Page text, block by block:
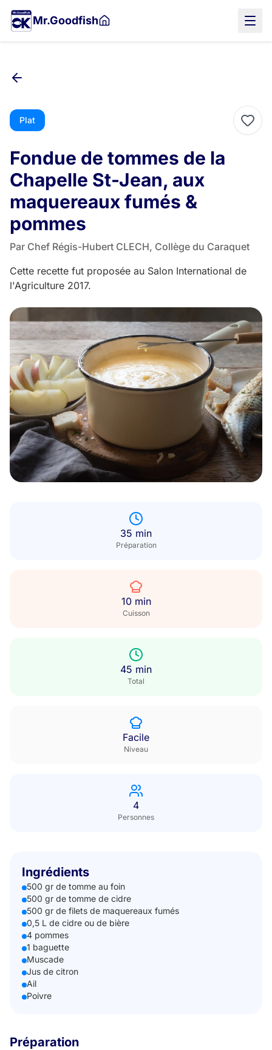
Aller
Mr.Goodfish
Plat
Fondue de tommes de la
Chapelle St-Jean, aux
maquereaux fumés &
pommes
Par Chef Régis-Hubert CLECH, Collège du Caraquet
Cette recette fut proposée au Salon International de
l'Agriculture 2017.
35 min
Préparation
10 min
Cuisson
45 min
Total
Facile
Niveau
4
Personnes
Ingrédients
500 gr de tomme au foin
500 gr de tomme de cidre
500 gr de filets de maquereaux fumés
0,5 L de cidre ou de bière
4 pommes
1 baguette
Muscade
Jus de citron
Ail
Poivre
Préparation